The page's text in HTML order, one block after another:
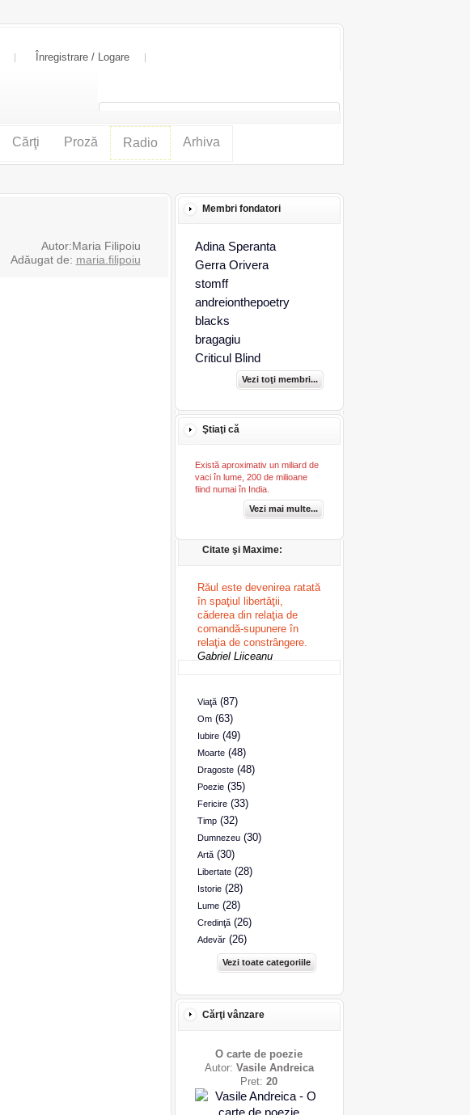
Înregistrare / Logare
Cărţi Proză Radio Arhiva
Autor:Maria Filipoiu
Adăugat de: maria.filipoiu
Membri fondatori
Adina Speranta
Gerra Orivera
stomff
andreionthepoetry
blacks
bragagiu
Criticul Blind
Vezi toţi membri...
Ştiaţi că
Există aproximativ un miliard de
vaci în lume, 200 de milioane
fiind numai în India.
Vezi mai multe...
Citate şi Maxime:
Răul este devenirea ratată
în spaţiul libertăţii,
căderea din relaţia de
comandă-supunere în
relaţia de constrângere.
Gabriel Liiceanu
Viaţă(87)
Om(63)
Iubire(49)
Moarte(48)
Dragoste(48)
Poezie(35)
Fericire(33)
Timp(32)
Dumnezeu(30)
Artă(30)
Libertate(28)
Istorie(28)
Lume(28)
Credinţă(26)
Adevăr(26)
Vezi toate categoriile
Cărţi vânzare
O carte de poezie
Autor: Vasile Andreica
Pret: 20